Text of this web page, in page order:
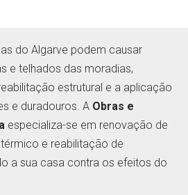
do Algarve podem causar
e telhados das moradias,
estrutural e a aplicação
e duradouros. A Obras e
especializa-se em renovação de
e reabilitação de
a sua casa contra os efeitos do